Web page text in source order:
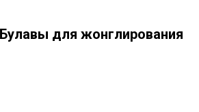
для жонглирования